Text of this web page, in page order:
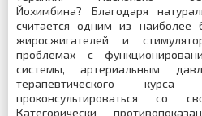
Йохимбина? Благодаря
считается одним из наиболее
жиросжигателей и
проблемах с
системы, артериальным
терапевтического курса
проконсультироваться со
Категорически